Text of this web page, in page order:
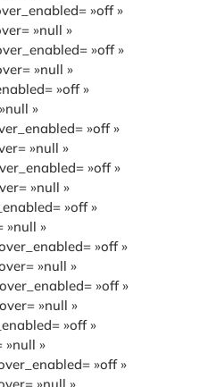
»off »
»null »
»off »
»null »
»off »
»
»off »
»null »
»off »
»null »
»off »
»null »
»off »
»null »
»off »
»null »
»off »
»null »
»off »